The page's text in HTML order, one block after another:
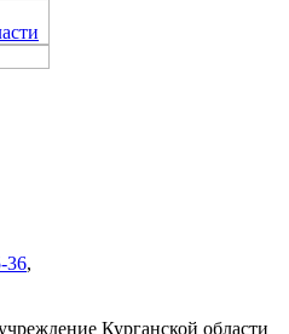
36,
Курганской области